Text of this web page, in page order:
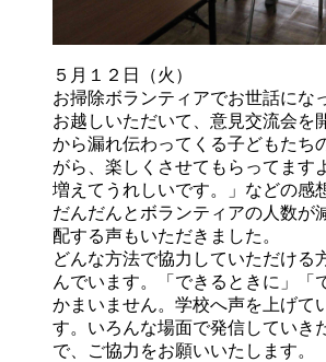
５月１２日（火）
お掃除ボランティアでお世話にな
お越しいただいて、意見交流会を
から漏れ伝わってくる子どもたち
がら、楽しくさせてもらってます
増えてうれしいです。」などの感
だんだんとボランティアの人数が
配する声もいただきました。
どんな方法で協力していただける
んでいます。「できるときに」「
かまいません。学校へ声を上げて
す。いろんな場面で発信していき
で、ご協力をお願いいたします。